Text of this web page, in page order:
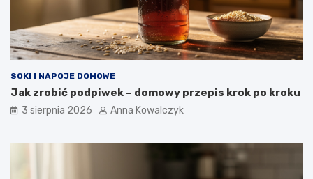
SOKI I NAPOJE DOMOWE
Jak zrobić podpiwek – domowy przepis krok po kroku
3 sierpnia 2026 Anna Kowalczyk